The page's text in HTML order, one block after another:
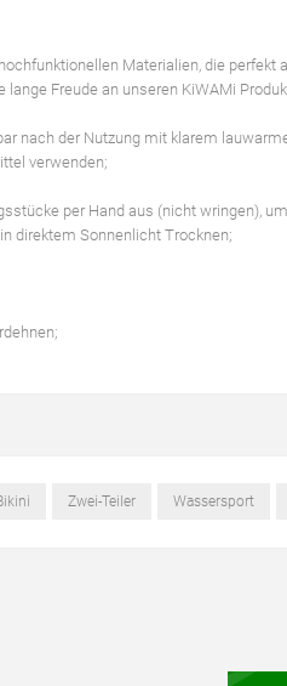
Materialien, die
Freude an unseren KiWAMi
nach der Nutzung mit klarem
verwenden;
per Hand aus (nicht wringen),
direktem Sonnenlicht Trocknen;
Zwei-Teiler Wassersport